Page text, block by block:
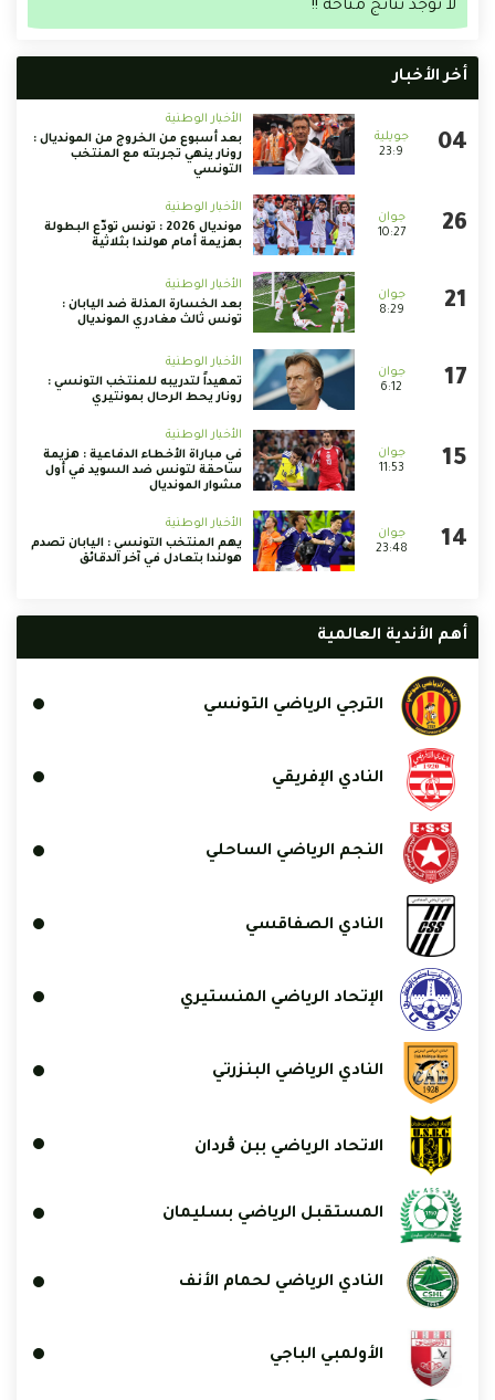
لا توجد نتائج متاحة !!
أخر الأخبار
23:9
الأخبار الوطنية
بعد أسبوع من الخروج من المونديال :
رونار ينهي تجربته مع المنتخب
التونسي
10:27
الأخبار الوطنية
مونديال 2026 : تونس تودّع البطولة
بهزيمة أمام هولندا بثلاثية
8:29
الأخبار الوطنية
بعد الخسارة المذلة ضد اليابان :
تونس ثالث مغادري المونديال
6:12
الأخبار الوطنية
تمهيداً لتدريبه للمنتخب التونسي :
رونار يحط الرحال بمونتيري
11:53
الأخبار الوطنية
في مباراة الأخطاء الدفاعية : هزيمة
ساحقة لتونس ضد السويد في أول
مشوار المونديال
23:48
الأخبار الوطنية
يهم المنتخب التونسي : اليابان تصدم
هولندا بتعادل في آخر الدقائق
أهم الأندية العالمية
الترجي الرياضي التونسي
النادي الإفريقي
النجم الرياضي الساحلي
النادي الصفاقسي
الإتحاد الرياضي المنستيري
النادي الرياضي البنزرتي
الاتحاد الرياضي ببن ڨردان
المستقبل الرياضي بسليمان
النادي الرياضي لحمام الأنف
الأولمبي الباجي